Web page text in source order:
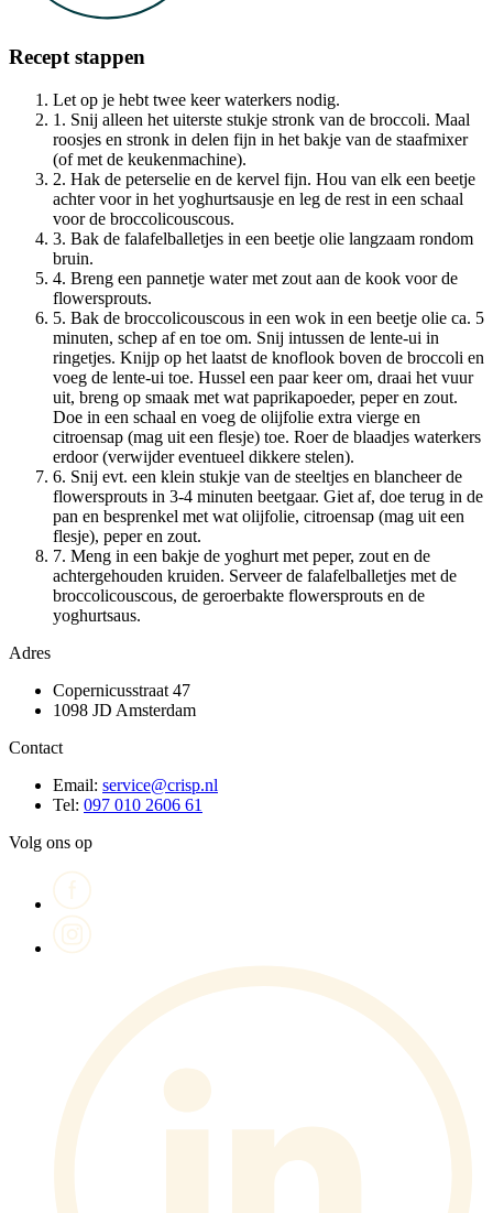
Recept stappen
Let op je hebt twee keer waterkers nodig.
1. Snij alleen het uiterste stukje stronk van de broccoli. Maal
roosjes en stronk in delen fijn in het bakje van de staafmixer
(of met de keukenmachine).
2. Hak de peterselie en de kervel fijn. Hou van elk een beetje
achter voor in het yoghurtsausje en leg de rest in een schaal
voor de broccolicouscous.
3. Bak de falafelballetjes in een beetje olie langzaam rondom
bruin.
4. Breng een pannetje water met zout aan de kook voor de
flowersprouts.
5. Bak de broccolicouscous in een wok in een beetje olie ca. 5
minuten, schep af en toe om. Snij intussen de lente-ui in
ringetjes. Knijp op het laatst de knoflook boven de broccoli en
voeg de lente-ui toe. Hussel een paar keer om, draai het vuur
uit, breng op smaak met wat paprikapoeder, peper en zout.
Doe in een schaal en voeg de olijfolie extra vierge en
citroensap (mag uit een flesje) toe. Roer de blaadjes waterkers
erdoor (verwijder eventueel dikkere stelen).
6. Snij evt. een klein stukje van de steeltjes en blancheer de
flowersprouts in 3-4 minuten beetgaar. Giet af, doe terug in de
pan en besprenkel met wat olijfolie, citroensap (mag uit een
flesje), peper en zout.
7. Meng in een bakje de yoghurt met peper, zout en de
achtergehouden kruiden. Serveer de falafelballetjes met de
broccolicouscous, de geroerbakte flowersprouts en de
yoghurtsaus.
Adres
Copernicusstraat 47
1098 JD Amsterdam
Contact
Email: service@crisp.nl
Tel: 097 010 2606 61
Volg ons op